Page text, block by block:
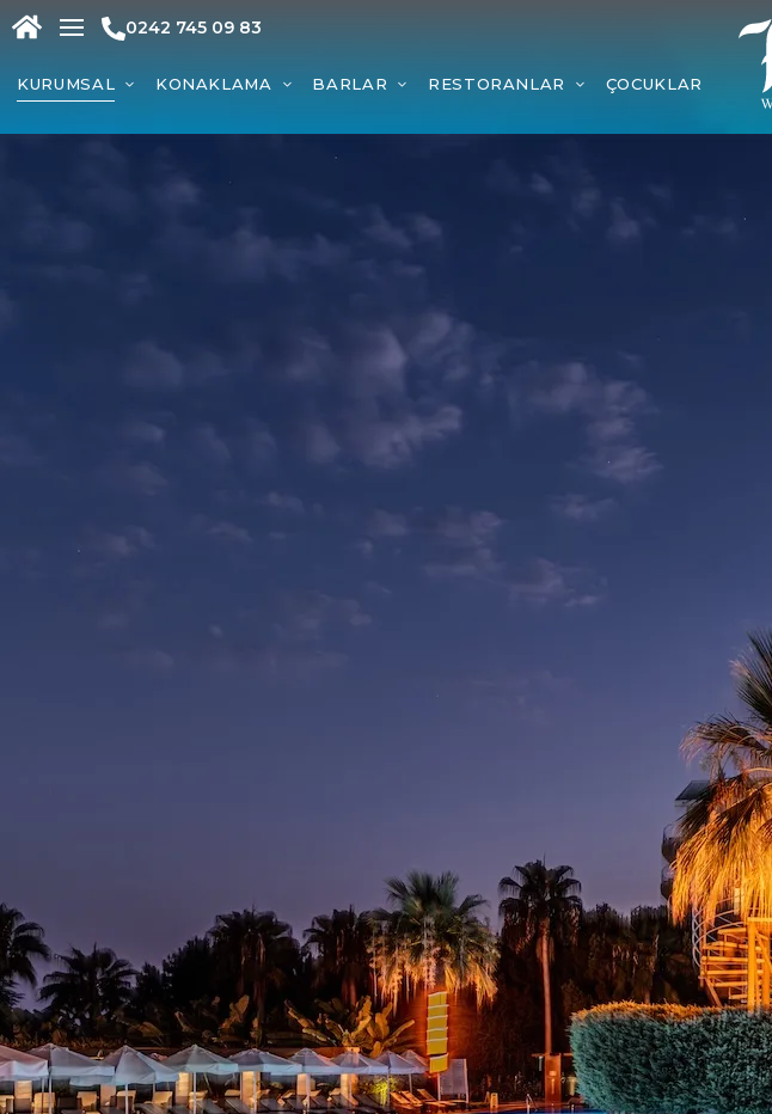
0242 745 09 83
KURUMSAL KONAKLAMA BARLAR RESTORANLAR ÇOCUKLAR